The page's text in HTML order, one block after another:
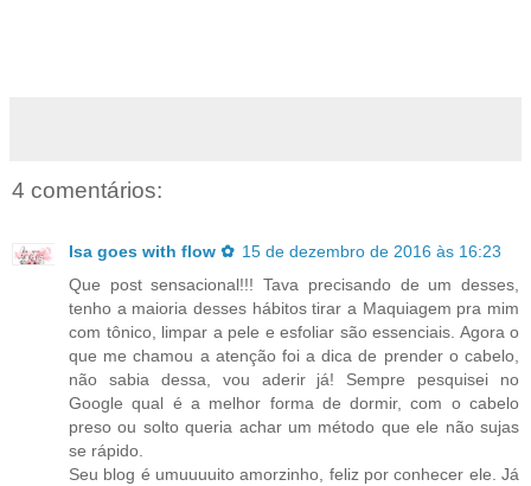
4 comentários:
Isa goes with flow ✿ 15 de dezembro de 2016 às 16:23
Que post sensacional!!! Tava precisando de um desses,
tenho a maioria desses hábitos tirar a Maquiagem pra mim
com tônico, limpar a pele e esfoliar são essenciais. Agora o
que me chamou a atenção foi a dica de prender o cabelo,
não sabia dessa, vou aderir já! Sempre pesquisei no
Google qual é a melhor forma de dormir, com o cabelo
preso ou solto queria achar um método que ele não sujas
se rápido.
Seu blog é umuuuuito amorzinho, feliz por conhecer ele. Já